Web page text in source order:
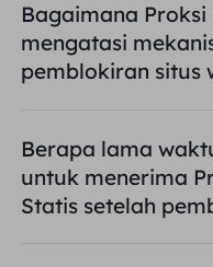
Bagaimana
mengatasi
pemblokiran situs
Berapa lama
untuk menerima
Statis setelah